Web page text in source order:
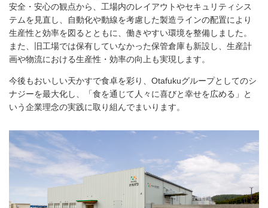
安全・安心の観点から、工場内のレイアウトやセキュリティシス
テムを見直し、自動化や動線を考慮した製造ラインの配置により
生産性と効率を図るとともに、働きやすい環境を整備しました。
また、旧工場では保有していなかった保管倉庫も新設し、生産計
画や物流における生産性・効率の向上も実現します。
今後もおいしい天かすで食卓を彩り、Otafukuグループとしてのシ
ナジーを最大化し、「食を通じて人々に喜びと幸せを広める」と
いう企業理念の実践に取り組んでまいります。